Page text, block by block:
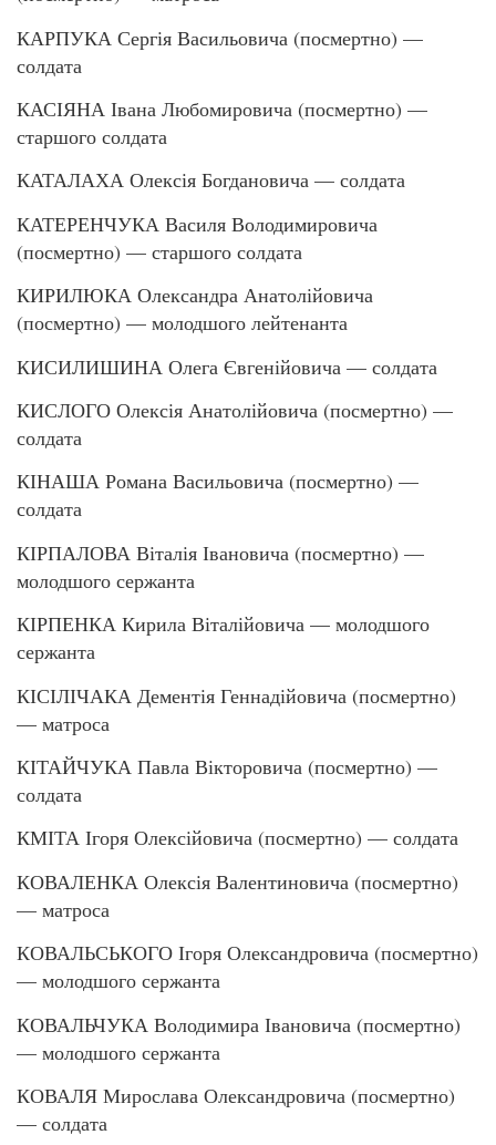
КАРПУКА Сергія Васильовича (посмертно) —
солдата
КАСІЯНА Івана Любомировича (посмертно) —
старшого солдата
КАТАЛАХА Олексія Богдановича — солдата
КАТЕРЕНЧУКА Василя Володимировича
(посмертно) — старшого солдата
КИРИЛЮКА Олександра Анатолійовича
(посмертно) — молодшого лейтенанта
КИСИЛИШИНА Олега Євгенійовича — солдата
КИСЛОГО Олексія Анатолійовича (посмертно) —
солдата
КІНАША Романа Васильовича (посмертно) —
солдата
КІРПАЛОВА Віталія Івановича (посмертно) —
молодшого сержанта
КІРПЕНКА Кирила Віталійовича — молодшого
сержанта
КІСІЛІЧАКА Дементія Геннадійовича (посмертно)
— матроса
КІТАЙЧУКА Павла Вікторовича (посмертно) —
солдата
КМІТА Ігоря Олексійовича (посмертно) — солдата
КОВАЛЕНКА Олексія Валентиновича (посмертно)
— матроса
КОВАЛЬСЬКОГО Ігоря Олександровича (посмертно)
— молодшого сержанта
КОВАЛЬЧУКА Володимира Івановича (посмертно)
— молодшого сержанта
КОВАЛЯ Мирослава Олександровича (посмертно)
— солдата